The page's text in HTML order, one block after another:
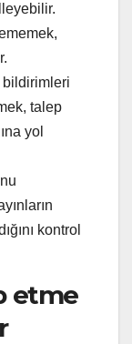
bildirimleri
talep
yol
kontrol
etme